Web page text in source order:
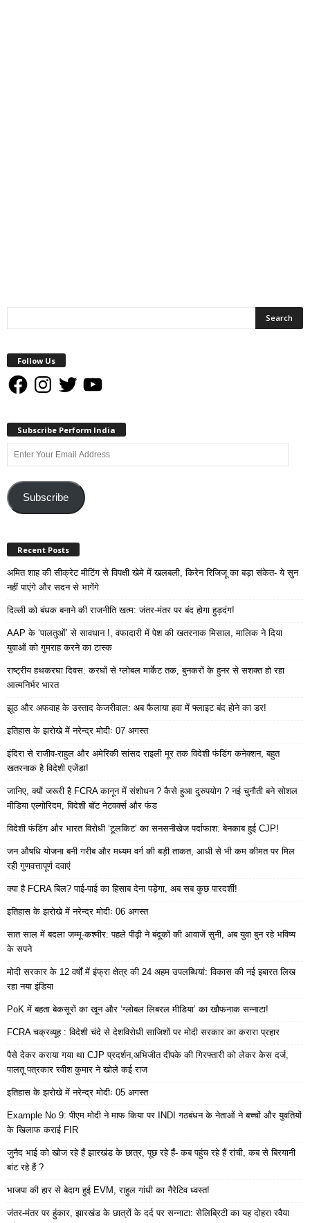
Follow Us
FacebookInstagram
Twitter YouTube
Subscribe Perform India
Enter
Your
AddressSubscribe
Recent Posts
अमित शाह की सीक्रेट मीटिंग से विपक्षी खेमे में खलबली, किरेन रिजिजू का बड़ा संकेत- ये सुन
नहीं पाएंगे और सदन से भागेंगे
दिल्ली को बंधक बनाने की राजनीति खत्म: जंतर-मंतर पर बंद होगा हुड़दंग!
AAP के ‘पालतुओं’ से सावधान !, वफादारी में पेश की खतरनाक मिसाल, मालिक ने दिया
युवाओं को गुमराह करने का टास्क
राष्ट्रीय हथकरघा दिवस: करघों से ग्लोबल मार्केट तक, बुनकरों के हुनर से सशक्त हो रहा
आत्मनिर्भर भारत
झूठ और अफवाह के उस्ताद केजरीवाल: अब फैलाया हवा में फ्लाइट बंद होने का डर!
इतिहास के झरोखे में नरेन्द्र मोदीः 07 अगस्त
इंदिरा से राजीव-राहुल और अमेरिकी सांसद राइली मूर तक विदेशी फंडिंग कनेक्शन, बहुत
खतरनाक है विदेशी एजेंडा!
जानिए, क्यों जरूरी है FCRA कानून में संशोधन ? कैसे हुआ दुरुपयोग ? नई चुनौती बने सोशल
मीडिया एल्गोरिदम, विदेशी बॉट नेटवर्क्स और फंड
विदेशी फंडिंग और भारत विरोधी ‘टूलकिट’ का सनसनीखेज पर्दाफाश: बेनकाब हुई CJP!
जन औषधि योजना बनी गरीब और मध्यम वर्ग की बड़ी ताकत, आधी से भी कम कीमत पर मिल
रही गुणवत्तापूर्ण दवाएं
क्या है FCRA बिल? पाई-पाई का हिसाब देना पड़ेगा, अब सब कुछ पारदर्शी!
इतिहास के झरोखे में नरेन्द्र मोदीः 06 अगस्त
सात साल में बदला जम्मू-कश्मीर: पहले पीढ़ी ने बंदूकों की आवाजें सुनी, अब युवा बुन रहे भविष्य
के सपने
मोदी सरकार के 12 वर्षों में इंफ्रा क्षेत्र की 24 अहम उपलब्धियां: विकास की नई इबारत लिख
रहा नया इंडिया
PoK में बहता बेकसूरों का खून और ‘ग्लोबल लिबरल मीडिया’ का खौफनाक सन्नाटा!
FCRA चक्रव्यूह : विदेशी चंदे से देशविरोधी साजिशों पर मोदी सरकार का करारा प्रहार
पैसे देकर कराया गया था CJP प्रदर्शन,अभिजीत दीपके की गिरफ्तारी को लेकर केस दर्ज,
पालतू पत्रकार रवीश कुमार ने खोले कई राज
इतिहास के झरोखे में नरेन्द्र मोदीः 05 अगस्त
Example No 9: पीएम मोदी ने माफ किया पर INDI गठबंधन के नेताओं ने बच्चों और युवतियों
के खिलाफ कराई FIR
जुनैद भाई को खोज रहे हैं झारखंड के छात्र, पूछ रहे हैं- कब पहुंच रहे हैं रांची, कब से बिरयानी
बांट रहे हैं ?
भाजपा की हार से बेदाग हुई EVM, राहुल गांधी का नैरेटिव ध्वस्त!
जंतर-मंतर पर हुंकार, झारखंड के छात्रों के दर्द पर सन्नाटा: सेलिब्रिटी का यह दोहरा रवैया